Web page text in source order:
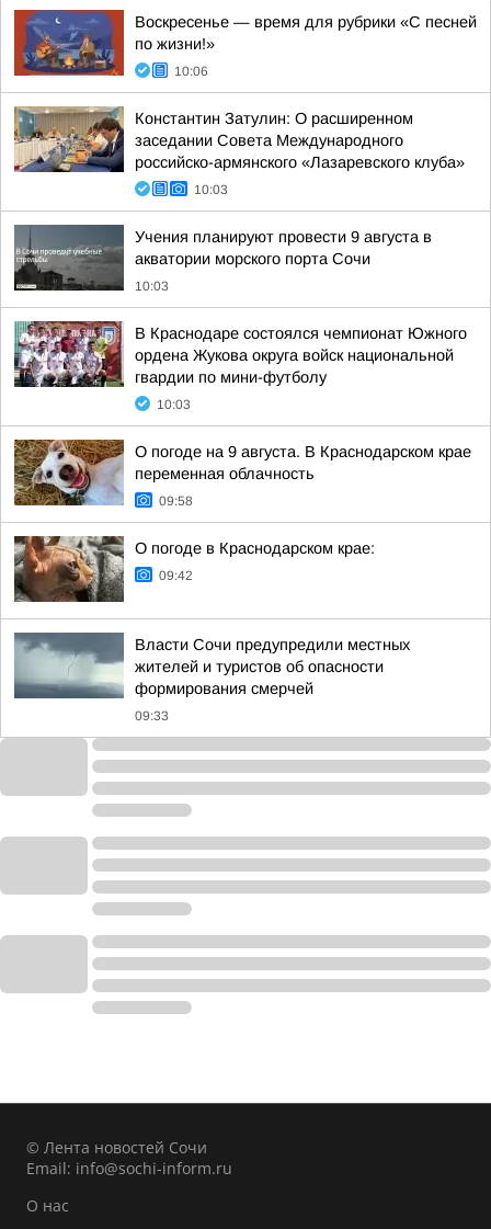
Воскресенье — время для рубрики «С песней
по жизни!»
10:06
Константин Затулин: О расширенном
заседании Совета Международного
российско-армянского «Лазаревского клуба»
10:03
Учения планируют провести 9 августа в
акватории морского порта Сочи
10:03
В Краснодаре состоялся чемпионат Южного
ордена Жукова округа войск национальной
гвардии по мини-футболу
10:03
О погоде на 9 августа. В Краснодарском крае
переменная облачность
09:58
О погоде в Краснодарском крае:
09:42
Власти Сочи предупредили местных
жителей и туристов об опасности
формирования смерчей
09:33
© Лента новостей Сочи
Email: info@sochi-inform.ru
О нас